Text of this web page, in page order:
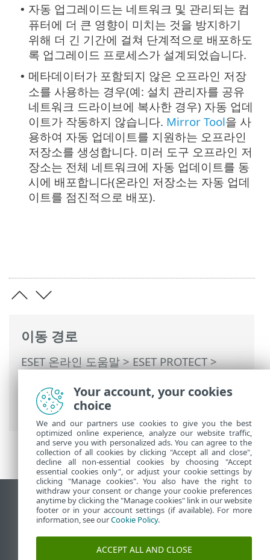
이동 경로
ESET 온라인 도움말>ESET PROTECT>
ESET Management 에이전트 자동 업그레
이드
• 자동 업그레이드는 네트워크 및 관리되는 컴
퓨터에 더 큰 영향이 미치는 것을 방지하기
위해 더 긴 기간에 걸쳐 단계적으로 배포하도
록 업그레이드 프로세스가 설계되었습니다.
• 메타데이터가 포함되지 않은 오프라인 저장
소를 사용하는 경우(예: 설치 관리자를 공유
네트워크 드라이브에 복사한 경우) 자동 업데
이트가 작동하지 않습니다. Mirror Tool을 사
용하여 자동 업데이트를 지원하는 오프라인
저장소를 생성합니다. 미러 도구 오프라인 저
장소는 전체 네트워크에 자동 업데이트를 동
시에 배포합니다(온라인 저장소는 자동 업데
이트를 점진적으로 배포).
데스크톱 사이트 보기
End of Life
ESET 지식 베이스
Your account, your cookies
choice
We and our partners use cookies to give you the best
optimized online experience, analyze our website traffic,
and serve you with personalized ads. You can agree to the
collection of all cookies by clicking "Accept all and close",
decline all non-essential cookies by choosing "Accept
essential cookies only", or adjust your cookie settings by
clicking "Manage cookies". You also have the right to
withdraw your consent or change your cookie preferences
anytime by clicking the "Manage cookies" link in our website
footer or in your account settings (if available). For more
information, see ourCookie Policy.
ACCEPT ALL AND CLOSE